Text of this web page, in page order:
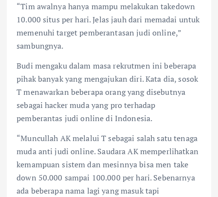
“Tim awalnya hanya mampu melakukan takedown
10.000 situs per hari. Jelas jauh dari memadai untuk
memenuhi target pemberantasan judi online,”
sambungnya.
Budi mengaku dalam masa rekrutmen ini beberapa
pihak banyak yang mengajukan diri. Kata dia, sosok
T menawarkan beberapa orang yang disebutnya
sebagai hacker muda yang pro terhadap
pemberantas judi online di Indonesia.
“Muncullah AK melalui T sebagai salah satu tenaga
muda anti judi online. Saudara AK memperlihatkan
kemampuan sistem dan mesinnya bisa men take
down 50.000 sampai 100.000 per hari. Sebenarnya
ada beberapa nama lagi yang masuk tapi